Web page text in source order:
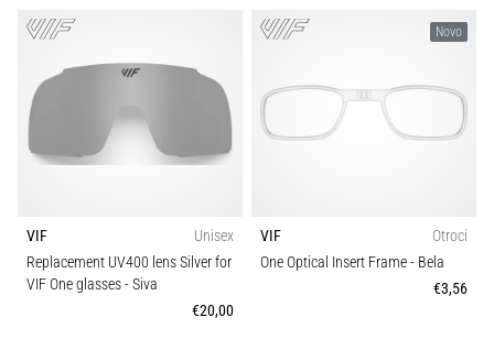
VIF
Unisex
Replacement UV400 lens Silver for
VIF One glasses- Siva
€20,00
Novo
VIF
Otroci
One Optical Insert Frame- Bela
€3,56